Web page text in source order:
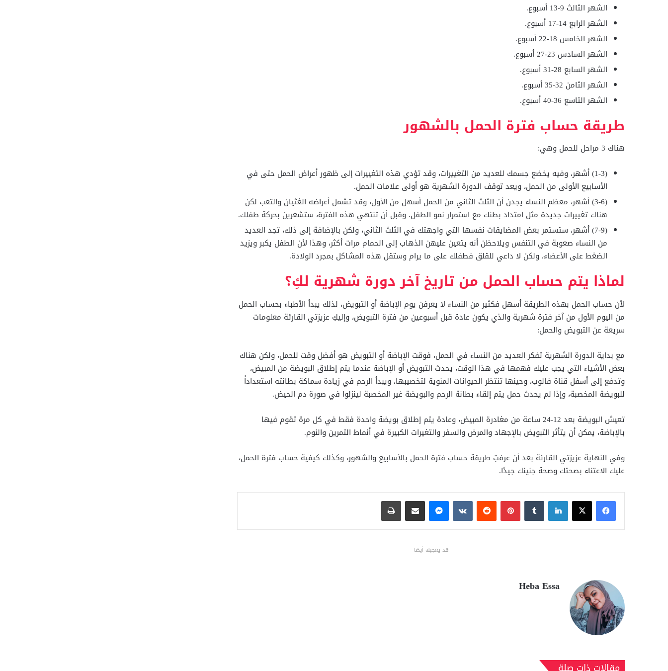
الشهر الثالث 9-13 أسبوع.
الشهر الرابع 14-17 أسبوع.
الشهر الخامس 18-22 أسبوع.
الشهر السادس 23-27 أسبوع.
الشهر السابع 28-31 أسبوع.
الشهر الثامن 32-35 أسبوع.
الشهر التاسع 36-40 أسبوع.
طريقة حساب فترة الحمل بالشهور
هناك 3 مراحل للحمل وهي:
(1-3) أشهر، وفيه يخضع جسمك للعديد من التغييرات، وقد تؤدي هذه التغييرات إلى ظهور أعراض الحمل حتى في
الأسابيع الأولى من الحمل، ويعد توقف الدورة الشهرية هو أولى علامات الحمل.
(3-6) أشهر، معظم النساء يجدن أن الثلث الثاني من الحمل أسهل من الأول، وقد تشمل أعراضه الغثيان والتعب لكن
هناك تغييرات جديدة مثل امتداد بطنك مع استمرار نمو الطفل. وقبل أن تنتهي هذه الفترة، ستشعرين بحركة طفلك.
(7-9) أشهر، ستستمر بعض المضايقات نفسها التي واجهتك في الثلث الثاني، ولكن بالإضافة إلى ذلك، تجد العديد
من النساء صعوبة في التنفس ويلاحظن أنه يتعين عليهن الذهاب إلى الحمام مرات أكثر، وهذا لأن الطفل يكبر ويزيد
الضغط على الأعضاء، ولكن لا داعي للقلق فطفلك على ما يرام وستقل هذه المشاكل بمجرد الولادة.
لماذا يتم حساب الحمل من تاريخ آخر دورة شهرية لكِ؟
لأن حساب الحمل بهذه الطريقة أسهل فكثير من النساء لا يعرفن يوم الإباضة أو التبويض، لذلك يبدأ الأطباء بحساب الحمل
من اليوم الأول من آخر فترة شهرية والذي يكون عادة قبل أسبوعين من فترة التبويض، وإليكِ عزيزتي القارئة معلومات
سريعة عن التبويض والحمل:
مع بداية الدورة الشهرية تفكر العديد من النساء في الحمل، فوقت الإباضة أو التبويض هو أفضل وقت للحمل، ولكن هناك
بعض الأشياء التي يجب عليك فهمها في هذا الوقت، يحدث التبويض أو الإباضة عندما يتم إطلاق البويضة من المبيض،
وتدفع إلى أسفل قناة فالوب، وحينها تنتظر الحيوانات المنوية لتخصيبها، ويبدأ الرحم في زيادة سماكة بطانته استعداداً
للبويضة المخصبة، وإذا لم يحدث حمل يتم إلقاء بطانة الرحم والبويضة غير المخصبة لينزلوا في صورة دم الحيض.
تعيش البويضة بعد 12-24 ساعة من مغادرة المبيض، وعادة يتم إطلاق بويضة واحدة فقط في كل مرة تقوم فيها
بالإباضة، يمكن أن يتأثر التبويض بالإجهاد والمرض والسفر والتغيرات الكبيرة في أنماط التمرين والنوم.
وفي النهاية عزيزتي القارئة بعد أن عرفتِ طريقة حساب فترة الحمل بالأسابيع والشهور، وكذلك كيفية حساب فترة الحمل،
عليك الاعتناء بصحتك وصحة جنينك جيدًا.
فيسبوكX لينكدإن بينتيريست ماسنجر مشاركة عبر البريد طباعة
قد يعجبك أيضا
Heba Essa